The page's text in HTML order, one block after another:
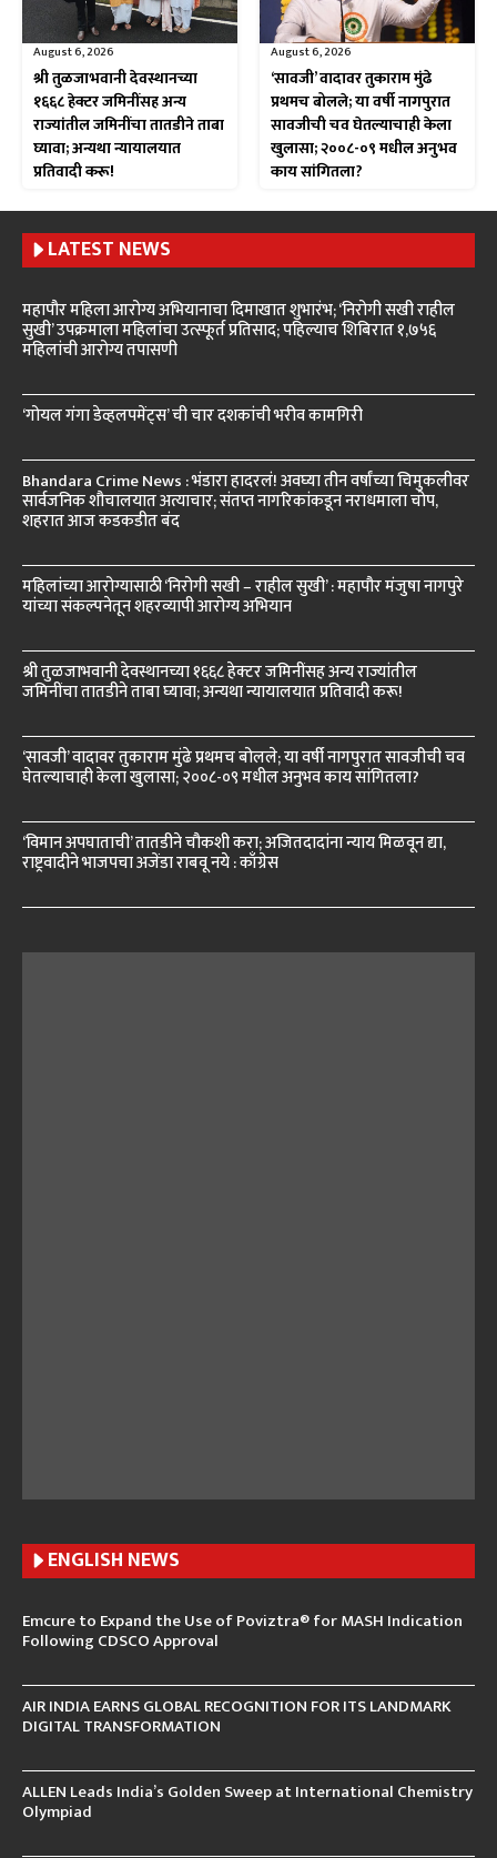
August 6, 2026
श्री तुळजाभवानी देवस्थानच्या
१६६८ हेक्टर जमिनींसह अन्य
राज्यांतील जमिनींचा तातडीने ताबा
घ्यावा; अन्यथा न्यायालयात
प्रतिवादी करू!
August 6, 2026
‘सावजी’ वादावर तुकाराम मुंढे
प्रथमच बोलले; या वर्षी नागपुरात
सावजीची चव घेतल्याचाही केला
खुलासा; २००८-०९ मधील अनुभव
काय सांगितला?
LATEST NEWS
महापौर महिला आरोग्य अभियानाचा दिमाखात शुभारंभ; ‘निरोगी सखी राहील
सुखी’ उपक्रमाला महिलांचा उत्स्फूर्त प्रतिसाद; पहिल्याच शिबिरात १,७५६
महिलांची आरोग्य तपासणी
‘गोयल गंगा डेव्हलपमेंट्स’ ची चार दशकांची भरीव कामगिरी
Bhandara Crime News : भंडारा हादरलं! अवघ्या तीन वर्षांच्या चिमुकलीवर
सार्वजनिक शौचालयात अत्याचार; संतप्त नागरिकांकडून नराधमाला चोप,
शहरात आज कडकडीत बंद
महिलांच्या आरोग्यासाठी ‘निरोगी सखी – राहील सुखी’ : महापौर मंजुषा नागपुरे
यांच्या संकल्पनेतून शहरव्यापी आरोग्य अभियान
श्री तुळजाभवानी देवस्थानच्या १६६८ हेक्टर जमिनींसह अन्य राज्यांतील
जमिनींचा तातडीने ताबा घ्यावा; अन्यथा न्यायालयात प्रतिवादी करू!
‘सावजी’ वादावर तुकाराम मुंढे प्रथमच बोलले; या वर्षी नागपुरात सावजीची चव
घेतल्याचाही केला खुलासा; २००८-०९ मधील अनुभव काय सांगितला?
‘विमान अपघाताची’ तातडीने चौकशी करा; अजितदादांना न्याय मिळवून द्या,
राष्ट्रवादीने भाजपचा अजेंडा राबवू नये : काँग्रेस
ENGLISH NEWS
Emcure to Expand the Use of Poviztra® for MASH Indication
Following CDSCO Approval
AIR INDIA EARNS GLOBAL RECOGNITION FOR ITS LANDMARK
DIGITAL TRANSFORMATION
ALLEN Leads India’s Golden Sweep at International Chemistry
Olympiad